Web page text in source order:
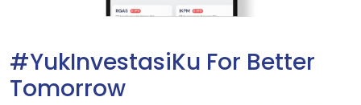
#YukInvestasiKu For Better
Tomorrow